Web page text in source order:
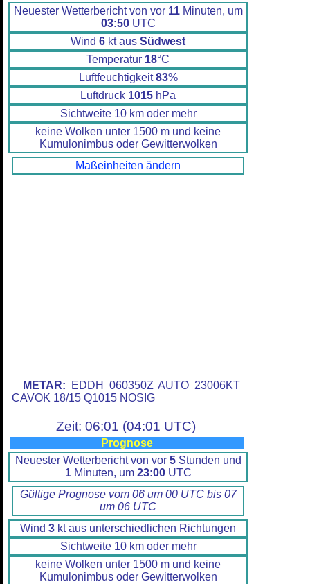
Neuester Wetterbericht von vor 11Minuten, um
03:50UTC
Wind 6 kt aus Südwest
Temperatur 18°C
Luftfeuchtigkeit83%
Luftdruck 1015 hPa
Sichtweite 10 km oder mehr
keine Wolken unter 1500 m und keine
Kumulonimbus oder Gewitterwolken
Maßeinheiten ändern
METAR: EDDH 060350Z AUTO 23006KT
CAVOK 18/15 Q1015 NOSIG
Zeit: 06:01 (04:01 UTC)
Prognose
Neuester Wetterbericht von vor 5Stunden und
1Minuten, um 23:00UTC
Gültige Prognose vom 06 um 00 UTC bis 07
um 06 UTC
Wind 3 kt aus unterschiedlichen Richtungen
Sichtweite 10 km oder mehr
keine Wolken unter 1500 m und keine
Kumulonimbus oder Gewitterwolken